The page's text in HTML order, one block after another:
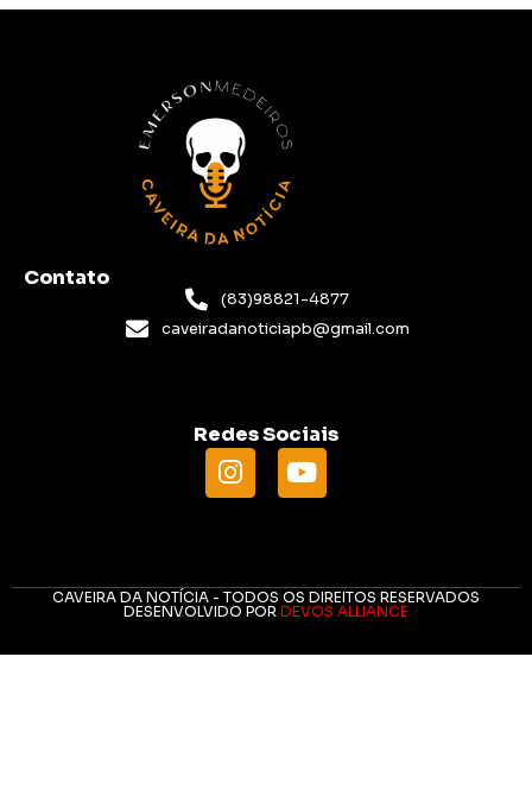
Contato
(83)98821-4877
caveiradanoticiapb@gmail.com
Redes Sociais
CAVEIRA DA NOTÍCIA - TODOS OS DIREITOS RESERVADOS
DESENVOLVIDO POR DEVOS ALLIANCE